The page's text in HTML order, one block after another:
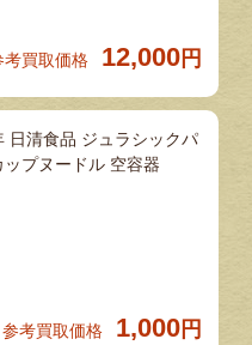
考買取価格 12,000 円
日清食品 ジュラシックパ
ップヌードル 空容器
参考買取価格 1,000 円